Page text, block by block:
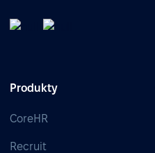
Produkty
CoreHR
Recruit